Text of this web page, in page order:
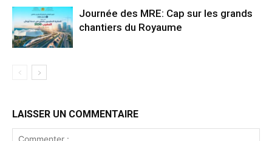
Journée des MRE: Cap sur les grands
chantiers du Royaume
LAISSER UN COMMENTAIRE